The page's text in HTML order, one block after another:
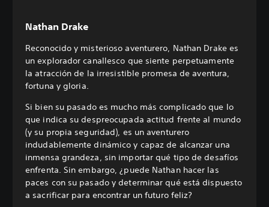
Nathan Drake
Reconocido y misterioso aventurero, Nathan Drake es
un explorador canallesco que siente perpetuamente
la atracción de la irresistible promesa de aventura,
fortuna y gloria.
Si bien su pasado es mucho más complicado que lo
que indica su despreocupada actitud frente al mundo
(y su propia seguridad), es un aventurero
indudablemente dinámico y capaz de alcanzar una
inmensa grandeza, sin importar qué tipo de desafíos
enfrenta. Sin embargo, ¿puede Nathan hacer las
paces con su pasado y determinar qué está dispuesto
a sacrificar para encontrar un futuro feliz?